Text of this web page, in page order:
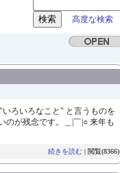
高度な検索
ろいろなこと" と言うものを
が残念です。＿|￣|○ 来年も
続きを読む | 閲覧(8366)